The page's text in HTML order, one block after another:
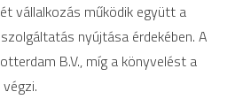
vállalkozás működik együtt a
nyújtása érdekében. A
B.V., míg a könyvelést a